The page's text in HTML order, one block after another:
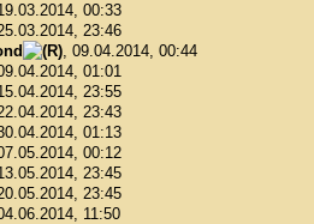
00:33
23:46
, 09.04.2014, 00:44
01:01
23:55
23:43
01:13
00:12
23:45
23:45
11:50